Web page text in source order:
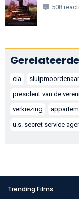
508
cia sluipmoordenaar
president van de
verkiezing
u.s. secret service
Trending Films